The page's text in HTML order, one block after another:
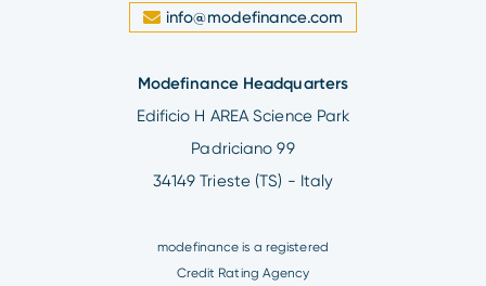
info@modefinance.com
Modefinance Headquarters
Edificio H AREA Science Park
Padriciano 99
34149 Trieste (TS) - Italy
modefinance is a registered
Credit Rating Agency